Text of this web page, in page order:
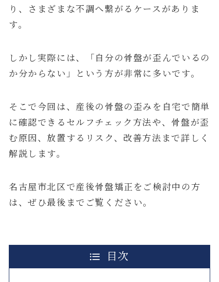
り、さまざまな不調へ繋がるケースがありま
す。
しかし実際には、「自分の骨盤が歪んでいるの
か分からない」という方が非常に多いです。
そこで今回は、産後の骨盤の歪みを自宅で簡単
に確認できるセルフチェック方法や、骨盤が歪
む原因、放置するリスク、改善方法まで詳しく
解説します。
名古屋市北区で産後骨盤矯正をご検討中の方
は、ぜひ最後までご覧ください。
目次